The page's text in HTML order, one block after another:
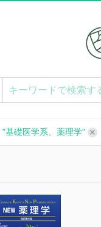
"基礎医学系、薬理学"